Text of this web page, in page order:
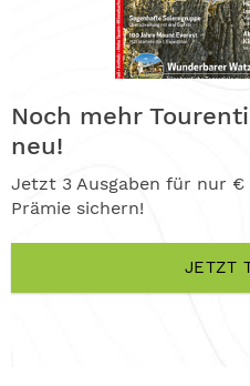
Noch mehr
neu!
Jetzt 3 Ausgaben für nur €
Prämie sichern!
JETZT